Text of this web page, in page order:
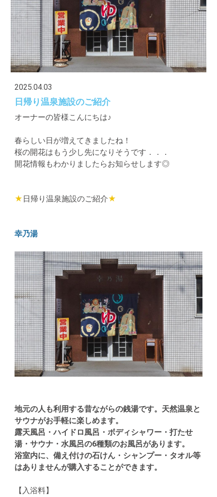
2025.04.03
日帰り温泉施設のご紹介
オーナーの皆様こんにちは♪
春らしい日が増えてきましたね！
桜の開花はもう少し先になりそうです．．．
開花情報もわかりましたらお知らせします◎
★ 日帰り温泉施設のご紹介★
幸乃湯
地元の人も利用する昔ながらの銭湯です。天然温泉と
サウナがお手軽に楽しめます。
露天風呂・ハイドロ風呂・ボディシャワー・打たせ
湯・サウナ・水風呂の6種類のお風呂があります。
浴室内に、備え付けの石けん・シャンプー・タオル等
はありませんが購入することができます。
【入浴料】